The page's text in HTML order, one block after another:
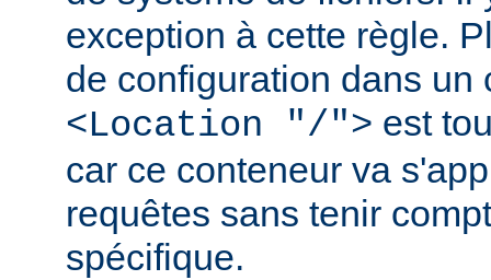
exception à cette règle.
de configuration dans un
<Location "/"> est
car ce conteneur va
requêtes sans tenir
spécifique.